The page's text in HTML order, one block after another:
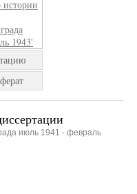
июль 1941 - февраль